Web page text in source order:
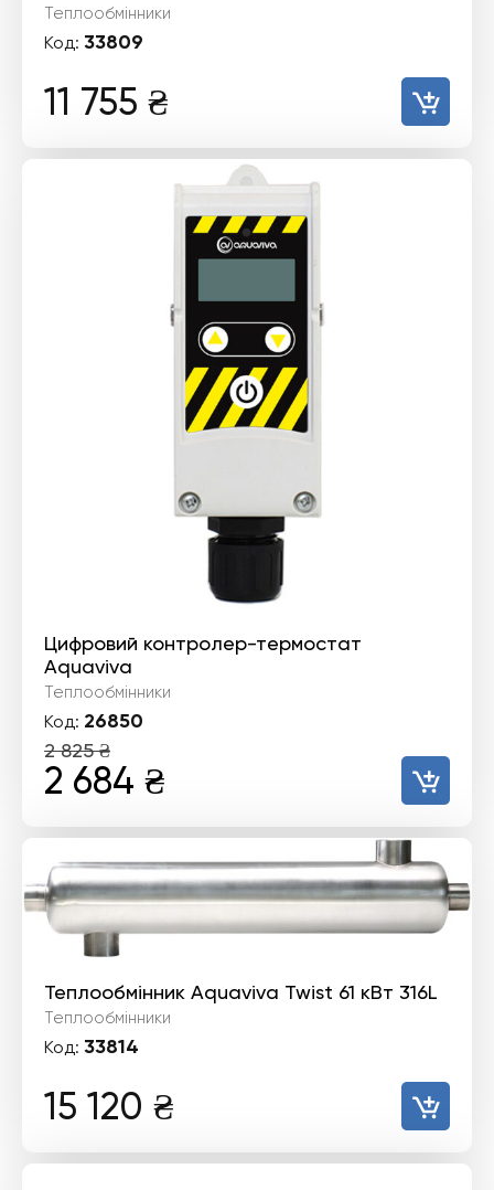
Теплообмінники
Код: 33809
11 755 ₴
Цифровий контролер-термостат
Aquaviva
Теплообмінники
Код: 26850
2 825₴
Оригінальна
ціна:
2
825 ₴.
2 684 ₴
ціна:
2
684 ₴.
Теплообмінник Aquaviva Twist 61 кВт 316L
Теплообмінники
Код: 33814
15 120 ₴